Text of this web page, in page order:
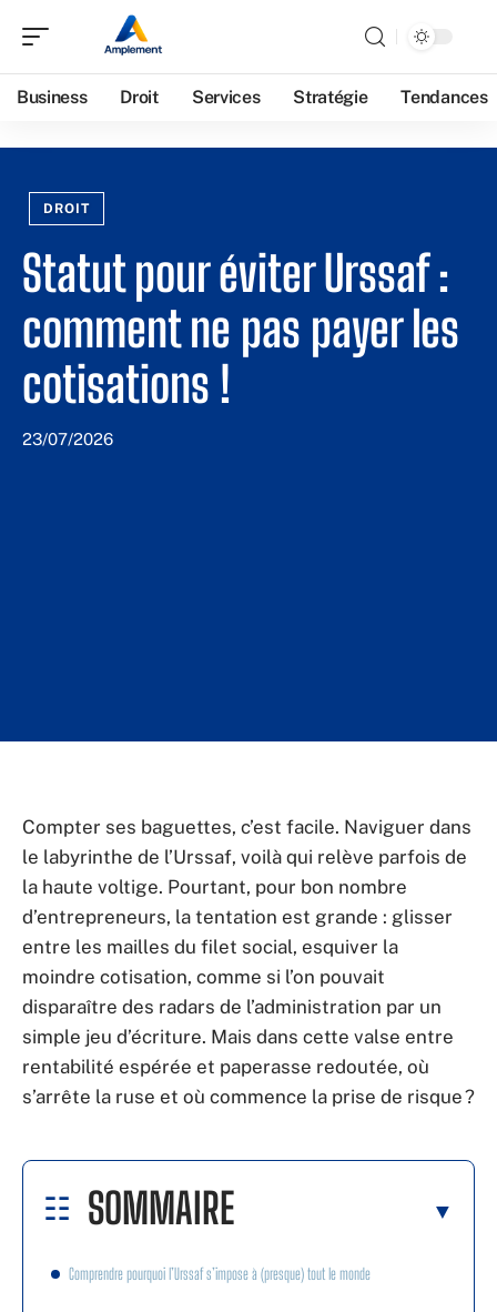
Business Droit Services Stratégie Tendances
DROIT
Statut pour éviter Urssaf :
comment ne pas payer les
cotisations !
23/07/2026
Compter ses baguettes, c’est facile. Naviguer dans
le labyrinthe de l’Urssaf, voilà qui relève parfois de
la haute voltige. Pourtant, pour bon nombre
d’entrepreneurs, la tentation est grande : glisser
entre les mailles du filet social, esquiver la
moindre cotisation, comme si l’on pouvait
disparaître des radars de l’administration par un
simple jeu d’écriture. Mais dans cette valse entre
rentabilité espérée et paperasse redoutée, où
s’arrête la ruse et où commence la prise de risque ?
SOMMAIRE
Comprendre pourquoi l’Urssaf s’impose à (presque) tout le monde